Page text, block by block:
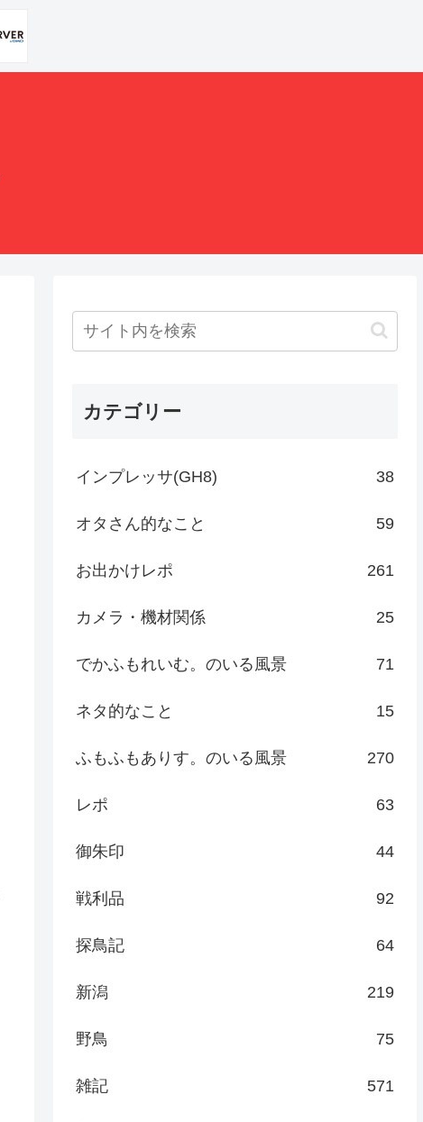
カテゴリー
インプレッサ(GH8) 38
オタさん的なこと 59
お出かけレポ 261
カメラ・機材関係 25
でかふもれいむ。のいる風景 71
ネタ的なこと 15
ふもふもありす。のいる風景 270
レポ 63
御朱印 44
戦利品 92
探鳥記 64
新潟 219
野鳥 75
雑記 571